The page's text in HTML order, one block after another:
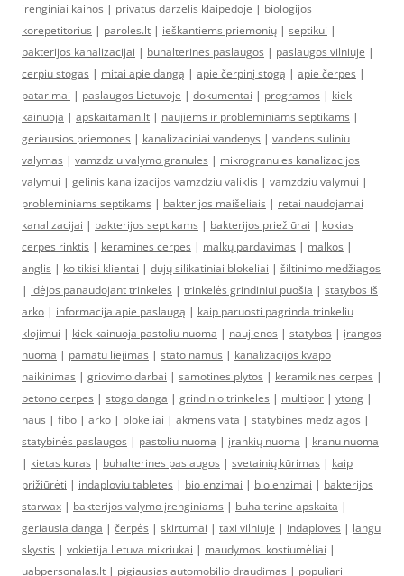
irenginiai kainos | privatus darzelis klaipedoje | biologijos
korepetitorius | paroles.lt | ieškantiems priemonių | septikui |
bakterijos kanalizacijai | buhalterines paslaugos | paslaugos vilniuje |
cerpiu stogas | mitai apie dangą | apie čerpinį stogą | apie čerpes |
patarimai | paslaugos Lietuvoje | dokumentai | programos | kiek
kainuoja | apskaitaman.lt | naujiems ir probleminiams septikams |
geriausios priemones | kanalizaciniai vandenys | vandens suliniu
valymas | vamzdziu valymo granules | mikrogranules kanalizacijos
valymui | gelinis kanalizacijos vamzdziu valiklis | vamzdziu valymui |
probleminiams septikams | bakterijos maišeliais | retai naudojamai
kanalizacijai | bakterijos septikams | bakterijos priežiūrai | kokias
cerpes rinktis | keramines cerpes | malkų pardavimas | malkos |
anglis | ko tikisi klientai | dujų silikatiniai blokeliai | šiltinimo medžiagos
| idėjos panaudojant trinkeles | trinkelės grindiniui puošia | statybos iš
arko | informacija apie paslaugą | kaip paruosti pagrinda trinkeliu
klojimui | kiek kainuoja pastoliu nuoma | naujienos | statybos | įrangos
nuoma | pamatu liejimas | stato namus | kanalizacijos kvapo
naikinimas | griovimo darbai | samotines plytos | keramikines cerpes |
betono cerpes | stogo danga | grindinio trinkeles | multipor | ytong |
haus | fibo | arko | blokeliai | akmens vata | statybines medziagos |
statybinės paslaugos | pastoliu nuoma | įrankių nuoma | kranu nuoma
| kietas kuras | buhalterines paslaugos | svetainių kūrimas | kaip
prižiūrėti | indaploviu tabletes | bio enzimai | bio enzimai | bakterijos
starwax | bakterijos valymo įrenginiams | buhalterine apskaita |
geriausia danga | čerpės | skirtumai | taxi vilniuje | indaploves | langu
skystis | vokietija lietuva mikriukai | maudymosi kostiumėliai |
uabpersonalas.lt | pigiausias automobilio draudimas | populiari